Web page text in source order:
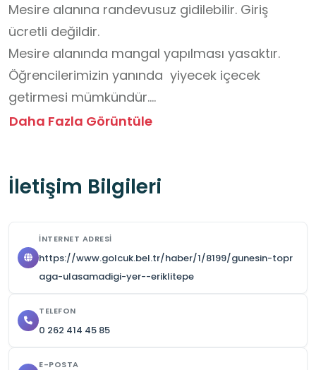
Mesire alanına randevusuz gidilebilir. Giriş
ücretli değildir.
Mesire alanında mangal yapılması yasaktır.
Öğrencilerimizin yanında  yiyecek içecek
getirmesi mümkündür.
Öğrencilerin güvenliği için yanında velileriyle ,
güvenlik tedbirleri alınmalıdır.
Daha Fazla Görüntüle
İletişim Bilgileri
İNTERNET ADRESI
https://www.golcuk.bel.tr/haber/1/8199/gunesin-topr
aga-ulasamadigi-yer--eriklitepe
TELEFON
0 262 414 45 85
E-POSTA